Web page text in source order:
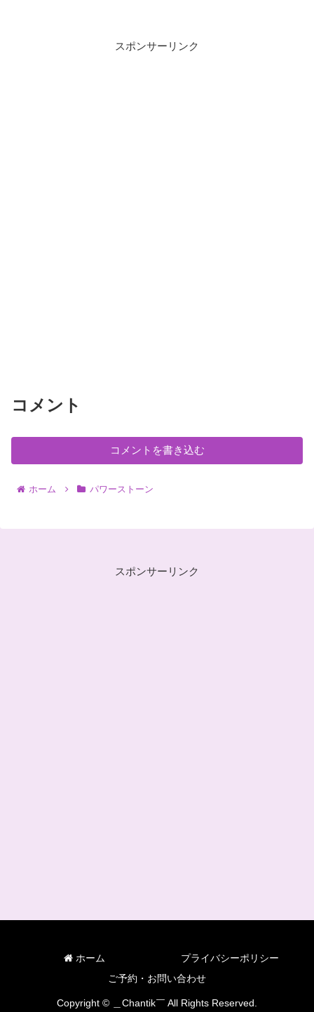
スポンサーリンク
コメント
コメントを書き込む
ホーム パワーストーン
スポンサーリンク
ホーム
プライバシーポリシー
ご予約・お問い合わせ
Copyright © ＿Chantik￣ All Rights Reserved.